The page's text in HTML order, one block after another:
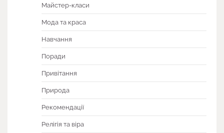
Майстер-класи
Мода та краса
Навчання
Поради
Привітання
Природа
Рекомендації
Релігія та віра